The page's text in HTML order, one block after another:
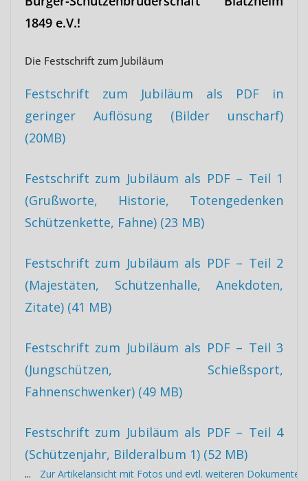
1849 e.V.!
Die Festschrift zum Jubiläum
Festschrift zum Jubiläum als PDF in
geringer Auflösung (Bilder unscharf)
(20MB)
Festschrift zum Jubiläum als PDF – Teil 1
(Grußworte, Historie, Totengedenken
Schützenkette, Fahne) (23 MB)
Festschrift zum Jubiläum als PDF – Teil 2
(Majestäten, Schützenhalle, Anekdoten,
Zitate) (41 MB)
Festschrift zum Jubiläum als PDF – Teil 3
(Jungschützen, Schießsport,
Fahnenschwenker) (49 MB)
Festschrift zum Jubiläum als PDF – Teil 4
(Schützenjahr, Bilderalbum 1) (52 MB)
...Zur Artikelansicht mit Fotos und evtl. weiteren Dokumenten